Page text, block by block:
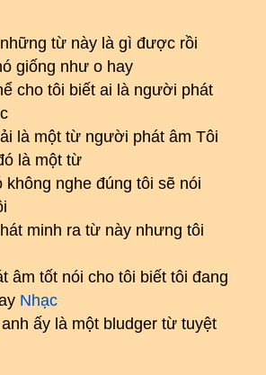
từ này là gì được rồi
giống như o hay
cho tôi biết ai là người phát
là một từ người phát âm Tôi
là một từ
nghe đúng tôi sẽ nói
minh ra từ này nhưng tôi
âm tốt nói cho tôi biết tôi đang
Nhạc
ấy là một bludger từ tuyệt